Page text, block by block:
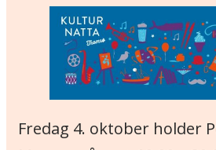
Fredag 4. oktober holder